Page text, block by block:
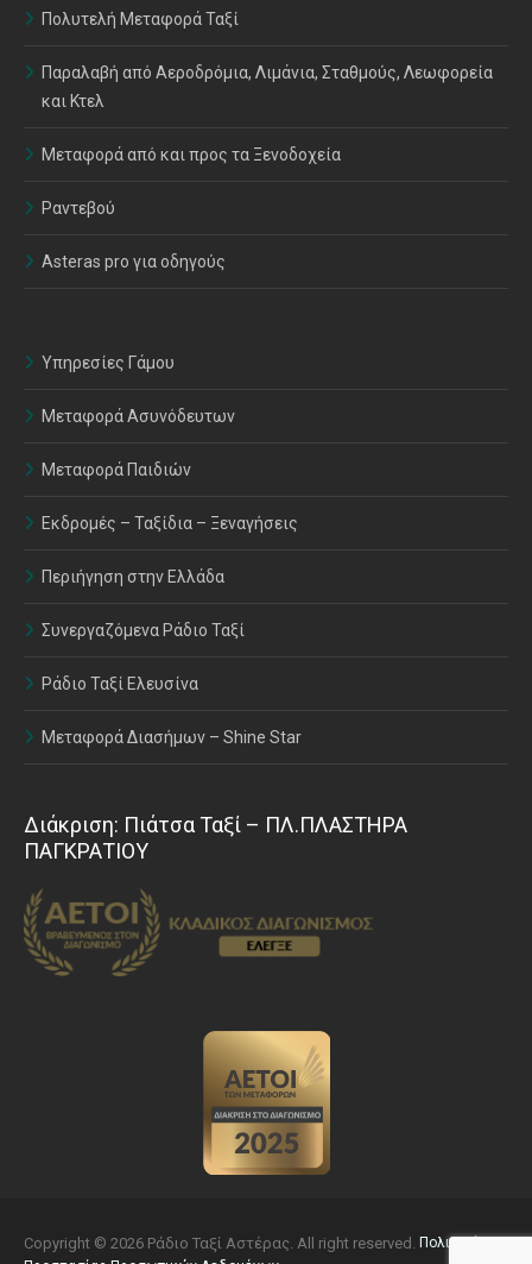
Πολυτελή Μεταφορά Ταξί
Παραλαβή από Αεροδρόμια, Λιμάνια, Σταθμούς, Λεωφορεία
και Κτελ
Μεταφορά από και προς τα Ξενοδοχεία
Ραντεβού
Asteras pro για οδηγούς
Υπηρεσίες Γάμου
Μεταφορά Ασυνόδευτων
Μεταφορά Παιδιών
Εκδρομές – Ταξίδια – Ξεναγήσεις
Περιήγηση στην Ελλάδα
Συνεργαζόμενα Ράδιο Ταξί
Ράδιο Ταξί Ελευσίνα
Μεταφορά Διασήμων – Shine Star
Διάκριση: Πιάτσα Ταξί – ΠΛ.ΠΛΑΣΤΗΡΑ
ΠΑΓΚΡΑΤΙΟΥ
Copyright © 2026 Ράδιο Ταξί Αστέρας. All right reserved. Πολιτική